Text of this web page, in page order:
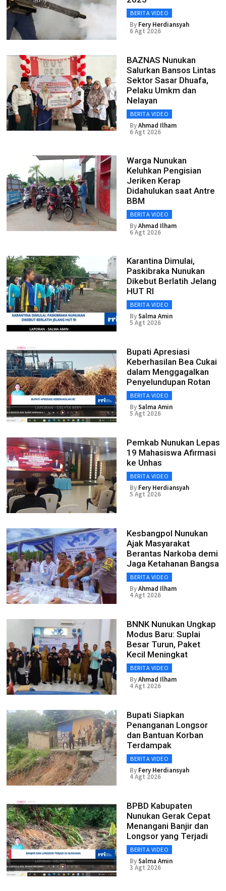
BERITA VIDEO
By Fery Herdiansyah
6 Agt 2026
BAZNAS Nunukan
Salurkan Bansos Lintas
Sektor Sasar Dhuafa,
Pelaku Umkm dan
Nelayan
BERITA VIDEO
ByAhmad Ilham
6 Agt 2026
Warga Nunukan
Keluhkan Pengisian
Jeriken Kerap
Didahulukan saat Antre
BBM
BERITA VIDEO
ByAhmad Ilham
6 Agt 2026
Karantina Dimulai,
Paskibraka Nunukan
Dikebut Berlatih Jelang
HUT RI
BERITA VIDEO
BySalma Amin
5 Agt 2026
Bupati Apresiasi
Keberhasilan Bea Cukai
dalam Menggagalkan
Penyelundupan Rotan
BERITA VIDEO
BySalma Amin
5 Agt 2026
Pemkab Nunukan Lepas
19 Mahasiswa Afirmasi
ke Unhas
BERITA VIDEO
By Fery Herdiansyah
5 Agt 2026
Kesbangpol Nunukan
Ajak Masyarakat
Berantas Narkoba demi
Jaga Ketahanan Bangsa
BERITA VIDEO
ByAhmad Ilham
4 Agt 2026
BNNK Nunukan Ungkap
Modus Baru: Suplai
Besar Turun, Paket
Kecil Meningkat
BERITA VIDEO
ByAhmad Ilham
4 Agt 2026
Bupati Siapkan
Penanganan Longsor
dan Bantuan Korban
Terdampak
BERITA VIDEO
By Fery Herdiansyah
4 Agt 2026
BPBD Kabupaten
Nunukan Gerak Cepat
Menangani Banjir dan
Longsor yang Terjadi
BERITA VIDEO
BySalma Amin
3 Agt 2026